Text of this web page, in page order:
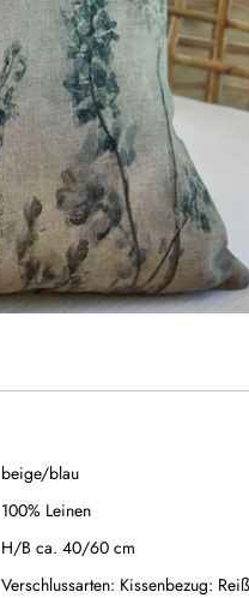
beige/blau
100% Leinen
H/B ca. 40/60 cm
Verschlussarten: Kissenbezug: